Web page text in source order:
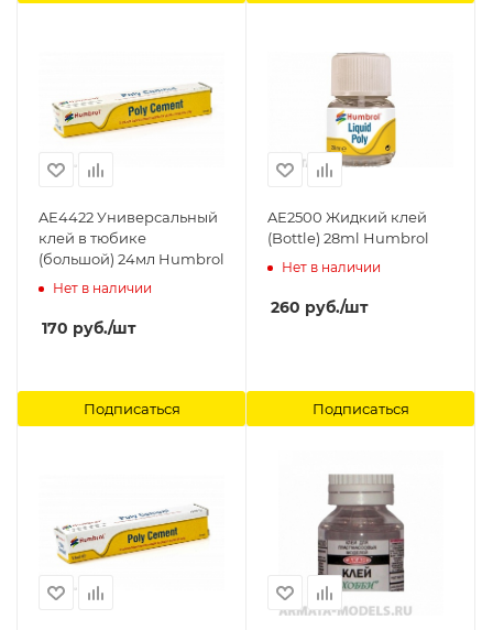
AE4422 Универсальный
клей в тюбике
(большой) 24мл Humbrol
Нет в наличии
170 руб./шт
Подписаться
AE2500 Жидкий клей
(Bottle) 28ml Humbrol
Нет в наличии
260 руб./шт
Подписаться